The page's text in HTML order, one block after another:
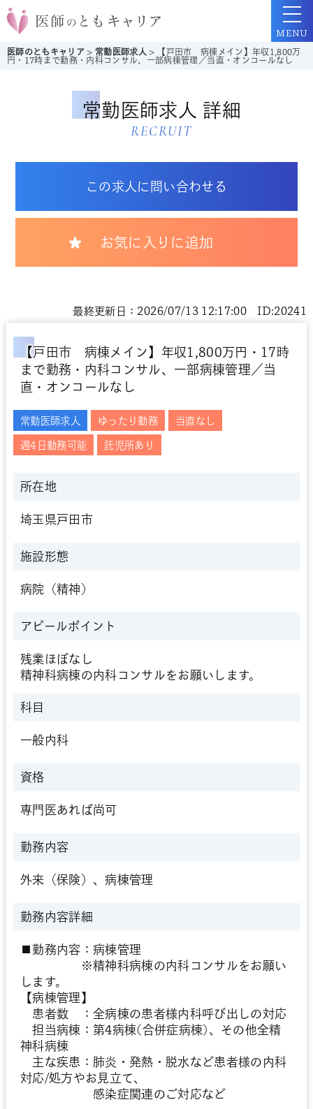
医師のともキャリア >常勤医師求人 >
【戸田市 病棟メイン】年収1,800万
円・17時まで勤務・内科コンサル、一部病棟管理／当直・オンコールなし
MENU
常勤医師求人 詳細
RECRUIT
この求人に問い合わせる
お気に入りに追加
【戸田市 病棟メイン】年収1,800万円・17時
まで勤務・内科コンサル、一部病棟管理／当
直・オンコールなし
最終更新日：2026/07/13 12:17:00 ID:20241
常勤医師求人 ゆったり勤務 当直なし
週4日勤務可能 託児所あり
所在地
埼玉県戸田市
施設形態
病院（精神）
アピールポイント
残業ほぼなし
精神科病棟の内科コンサルをお願いします。
科目
一般内科
資格
専門医あれば尚可
勤務内容
外来（保険）、病棟管理
勤務内容詳細
■勤務内容：病棟管理
※精神科病棟の内科コンサルをお願い
します。
【病棟管理】
患者数 ：全病棟の患者様内科呼び出しの対応
担当病棟：第4病棟(合併症病棟)、その他全精
神科病棟
主な疾患：肺炎・発熱・脱水など患者様の内科
対応/処方やお見立て、
感染症関連のご対応など